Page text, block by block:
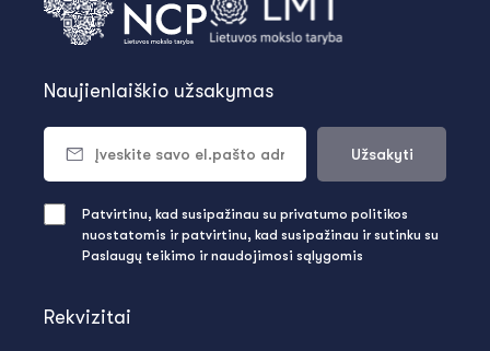
Rekvizitai
Naujienlaiškio užsakymas
Užsakyti
Patvirtinu, kad susipažinau su privatumo politikos
nuostatomis ir patvirtinu, kad susipažinau ir sutinku su
Paslaugų teikimo ir naudojimosi sąlygomis